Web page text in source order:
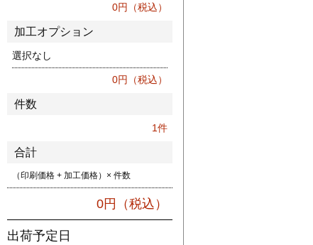
0円（税込）
加工オプション
選択なし
0円（税込）
件数
1件
合計
（印刷価格 + 加工価格）× 件数
0円（税込）
出荷予定日